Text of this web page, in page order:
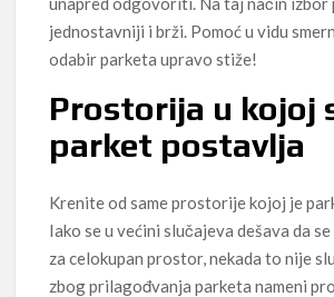
jednostavniji i brži. Pomoć u vidu
odabir parketa upravo stiže!
Prostorija u kojoj
parket postavlja
Krenite od same prostorije kojoj je
Iako se u većini slučajeva dešava da
za celokupan prostor, nekada to nije
zbog prilagođvanja parketa nameni